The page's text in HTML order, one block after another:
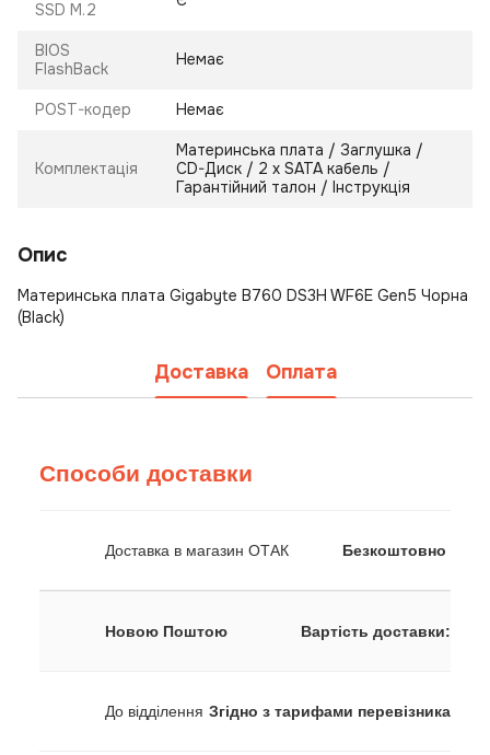
SSD M.2
BIOS
FlashBack
Немає
POST-кодер Немає
Комплектація
Материнська плата / Заглушка /
CD-Диск / 2 х SATA кабель /
Гарантійний талон / Інструкція
Опис
Материнська плата Gigabyte B760 DS3H WF6E Gen5 Чорна
(Black)
Доставка Оплата
Способи доставки
Доставка в магазин ОТАК Безкоштовно
Новою Поштою Вартість доставки:
До відділення Згідно з тарифами перевізника